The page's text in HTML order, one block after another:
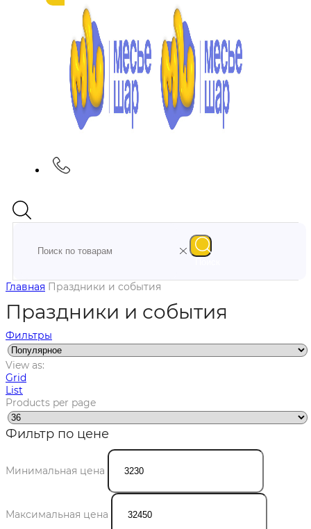
Главная Праздники и события
Праздники и события
Фильтры
View as:
Grid
List
Products per page
Фильтр по цене
Минимальная цена
Максимальная цена